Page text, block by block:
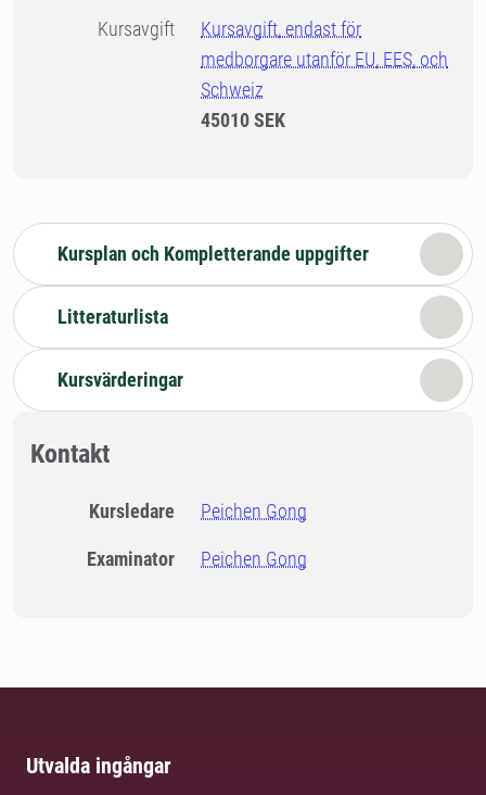
Kursavgift
Kursavgift, endast för
medborgare utanför EU, EES, och
Schweiz
45010 SEK
Kursplan och Kompletterande uppgifter
Litteraturlista
Kursvärderingar
Kontakt
Kursledare Peichen Gong
Examinator Peichen Gong
Utvalda ingångar